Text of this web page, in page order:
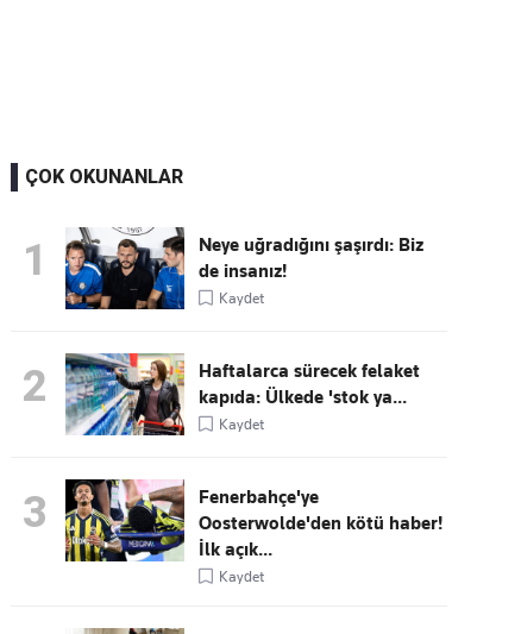
ÇOK OKUNANLAR
1
Neye uğradığını şaşırdı: Biz
de insanız!
Kaydet
2
Haftalarca sürecek felaket
kapıda: Ülkede 'stok ya...
Kaydet
3
Fenerbahçe'ye
Oosterwolde'den kötü haber!
İlk açık...
Kaydet